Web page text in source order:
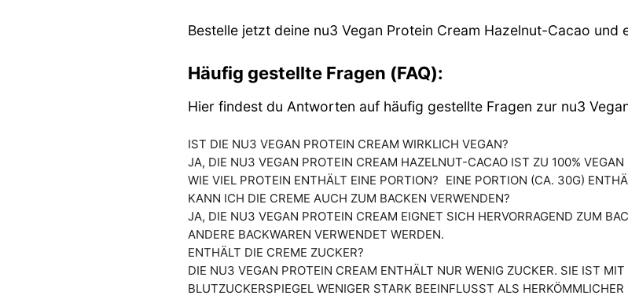
Bestelle jetzt deine nu3 Vegan Protein Cream Hazelnut-Cacao
Häufig gestellte Fragen (FAQ):
Hier findest du Antworten auf häufig gestellte Fragen zur nu3
IST DIE NU3 VEGAN PROTEIN CREAM WIRKLICH VEGAN?
JA, DIE NU3 VEGAN PROTEIN CREAM HAZELNUT-CACAO IST ZU 100%
WIE VIEL PROTEIN ENTHÄLT EINE PORTION?
EINE PORTION (CA. 30G)
KANN ICH DIE CREME AUCH ZUM BACKEN VERWENDEN?
JA, DIE NU3 VEGAN PROTEIN CREAM EIGNET SICH HERVORRAGEND ZUM
ANDERE BACKWAREN VERWENDET WERDEN.
ENTHÄLT DIE CREME ZUCKER?
DIE NU3 VEGAN PROTEIN CREAM ENTHÄLT NUR WENIG ZUCKER. SIE IST
LUTZUCKERSPIEGEL WENIGER STARK BEEINFLUSST ALS HERKÖMMLICHER